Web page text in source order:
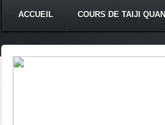
ACCUEIL COURS DE TAIJI QUAN